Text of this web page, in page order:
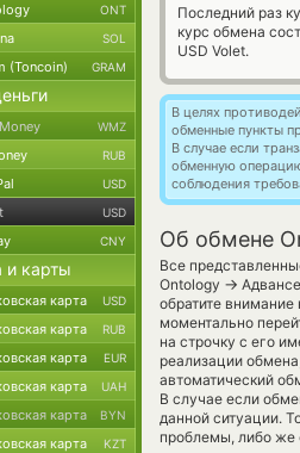
Последний раз
курс обмена
USD Volet.
В целях
обменные пункты
В случае если
обменную
соблюдения
Об обмене
Все
Ontology →
обратите
моментально
на строчку с его
реализации
автоматический
В случае если
данной ситуации.
проблемы, либо же
ONT
SOL
(Toncoin) GRAM
WMZ
RUB
USD
USD
CNY
и карты
карта USD
карта RUB
карта EUR
карта UAH
карта BYN
карта KZT